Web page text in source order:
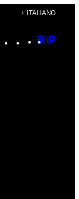
+ ITALIANO
Instagram
TikTok
YouTube
Google